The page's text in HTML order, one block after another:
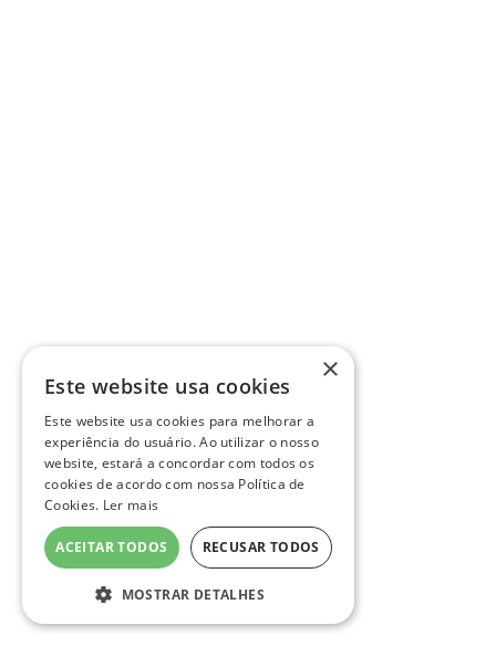
×
Este website usa cookies
Este website usa cookies para melhorar a
experiência do usuário. Ao utilizar o nosso
website, estará a concordar com todos os
cookies de acordo com nossa Política de
Cookies. Ler mais
ACEITAR TODOS RECUSAR TODOS
MOSTRAR DETALHES